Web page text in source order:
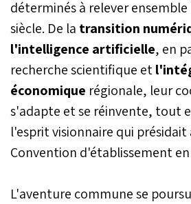
déterminés à relever ensemble
siècle. De la transition
l'intelligence artificielle, en
recherche scientifique et
économique régionale, leur
s'adapte et se réinvente, tout
l'esprit visionnaire qui présidait
Convention d'établissement en
L'aventure commune se